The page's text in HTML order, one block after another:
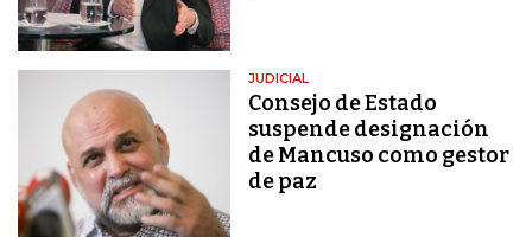
JUDICIAL
Consejo de Estado
suspende designación
de Mancuso como gestor
de paz